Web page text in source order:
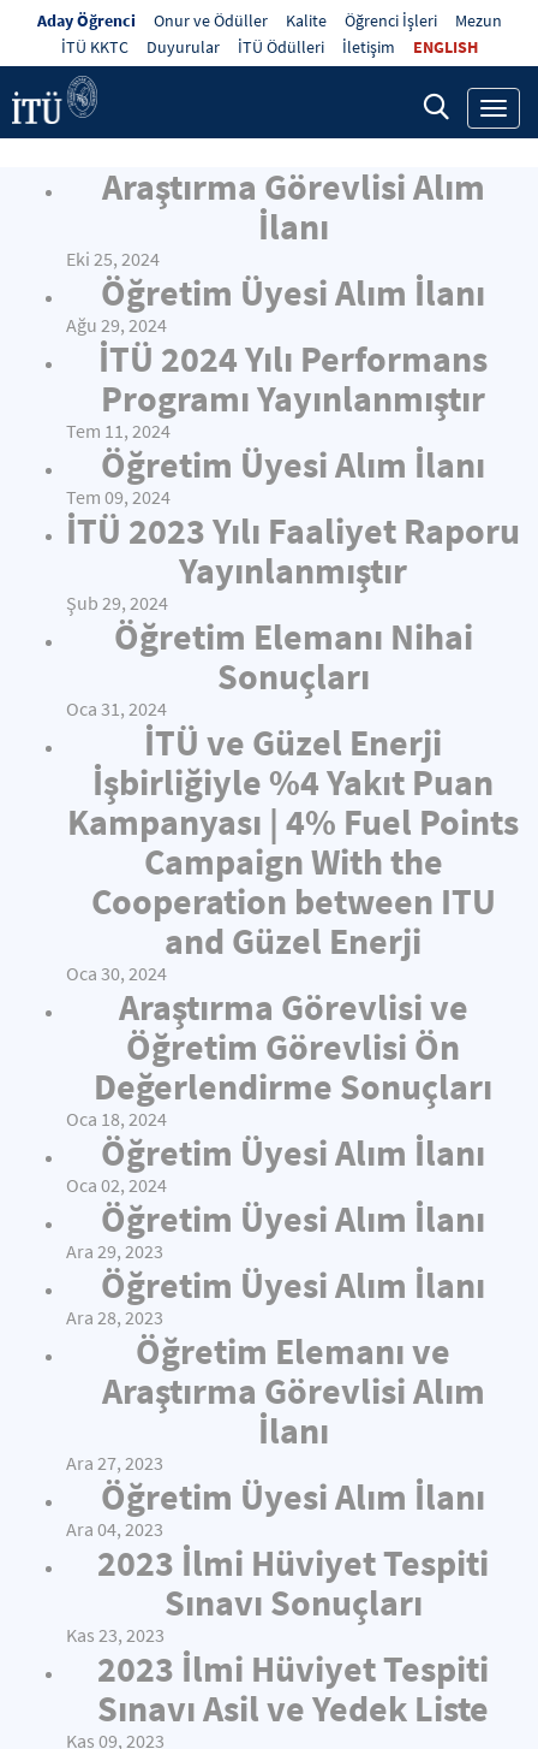
Aday Öğrenci Onur ve Ödüller Kalite Öğrenci İşleri
Mezun
İTÜ KKTC
Duyurular İTÜ Ödülleri İletişim ENGLISH
Araştırma Görevlisi Alım
İlanı
Eki 25, 2024
Öğretim Üyesi Alım İlanı
Ağu 29, 2024
İTÜ 2024 Yılı Performans
Programı Yayınlanmıştır
Tem 11, 2024
Öğretim Üyesi Alım İlanı
Tem 09, 2024
İTÜ 2023 Yılı Faaliyet Raporu
Yayınlanmıştır
Şub 29, 2024
Öğretim Elemanı Nihai
Sonuçları
Oca 31, 2024
İTÜ ve Güzel Enerji
İşbirliğiyle %4 Yakıt Puan
Kampanyası | 4% Fuel Points
Campaign With the
Cooperation between ITU
and Güzel Enerji
Oca 30, 2024
Araştırma Görevlisi ve
Öğretim Görevlisi Ön
Değerlendirme Sonuçları
Oca 18, 2024
Öğretim Üyesi Alım İlanı
Oca 02, 2024
Öğretim Üyesi Alım İlanı
Ara 29, 2023
Öğretim Üyesi Alım İlanı
Ara 28, 2023
Öğretim Elemanı ve
Araştırma Görevlisi Alım
İlanı
Ara 27, 2023
Öğretim Üyesi Alım İlanı
Ara 04, 2023
2023 İlmi Hüviyet Tespiti
Sınavı Sonuçları
Kas 23, 2023
2023 İlmi Hüviyet Tespiti
Sınavı Asil ve Yedek Liste
Kas 09, 2023